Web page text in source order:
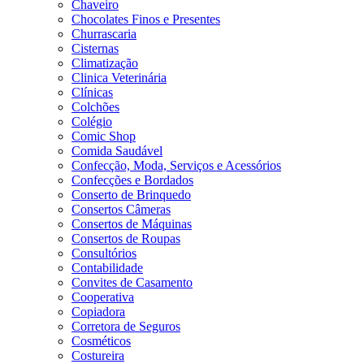
Chaveiro
Chocolates Finos e Presentes
Churrascaria
Cisternas
Climatização
Clinica Veterinária
Clínicas
Colchões
Colégio
Comic Shop
Comida Saudável
Confecção, Moda, Serviços e Acessórios
Confecções e Bordados
Conserto de Brinquedo
Consertos Câmeras
Consertos de Máquinas
Consertos de Roupas
Consultórios
Contabilidade
Convites de Casamento
Cooperativa
Copiadora
Corretora de Seguros
Cosméticos
Costureira